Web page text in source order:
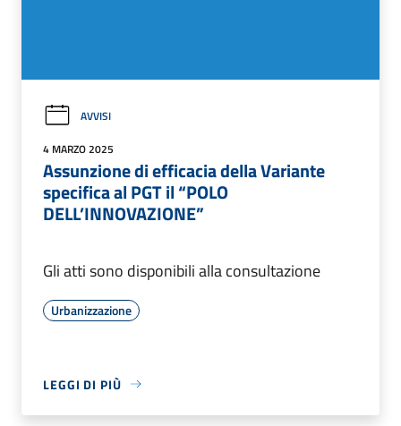
AVVISI
4 MARZO 2025
Assunzione di efficacia della Variante
specifica al PGT il “POLO
DELL’INNOVAZIONE”
Gli atti sono disponibili alla consultazione
Urbanizzazione
LEGGI DI PIÙ